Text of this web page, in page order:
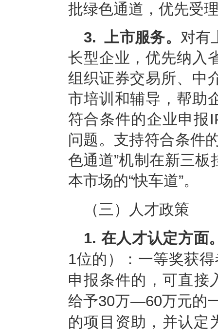
批绿色通道，优先受
3. 上市服务。 对有
长型企业，优先纳入
组织证券交易所、中
市培训和辅导，帮助
符合条件的企业申报
问题。支持符合条件
色通道”机制在新三
本市场的“快车道”。
（三）人才政策
1. 在人才认定方面
1位的）：一等奖获
申报条件的，可直接
给予30万—60万元的
的项目资助，并认定